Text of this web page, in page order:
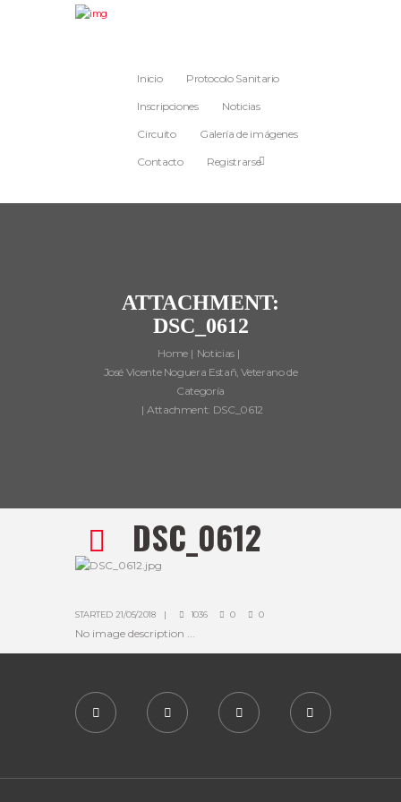
Inicio Protocolo Sanitario
Inscripciones Noticias
Circuito Galería de imágenes
Contacto Registrarse
ATTACHMENT:
DSC_0612
Home
Noticias
José Vicente Noguera Estañ, Veterano de
Categoría
Attachment: DSC_0612
DSC_0612
STARTED 21/05/2018 1036 0 0
No image description ...